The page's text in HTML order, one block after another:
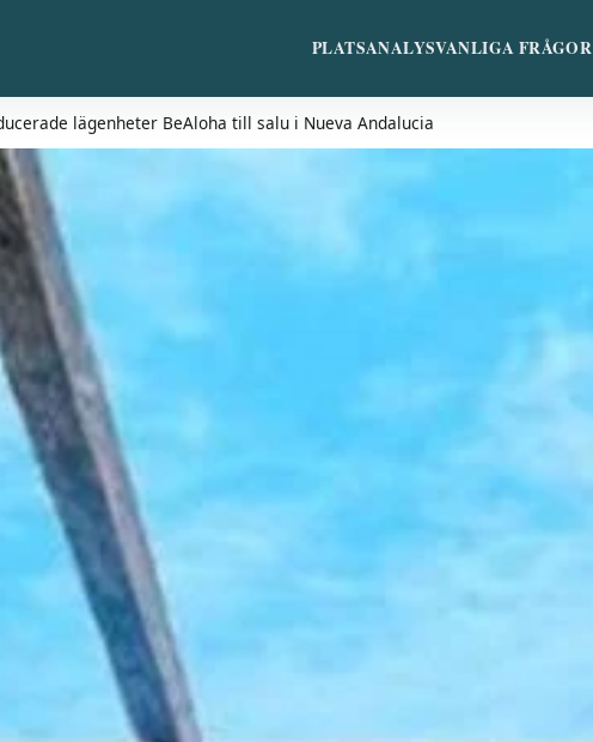
PLATSANALYSVANLIGA FRÅGOR
lägenheter BeAloha till salu i Nueva Andalucia